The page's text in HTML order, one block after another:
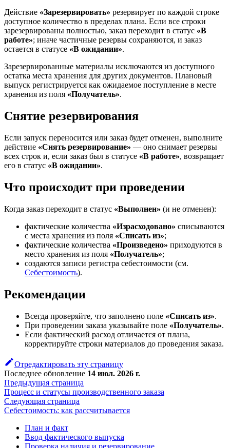
Действие «Зарезервировать» резервирует по каждой строке
доступное количество в пределах плана. Если все строки
зарезервированы полностью, заказ переходит в статус «В
работе»; иначе частичные резервы сохраняются, и заказ
остается в статусе «В ожидании».
Зарезервированные материалы исключаются из доступного
остатка места хранения для других документов. Плановый
выпуск регистрируется как ожидаемое поступление в месте
хранения из поля «Получатель».
Снятие резервирования
Если запуск переносится или заказ будет отменен, выполните
действие «Снять резервирование» — оно снимает резервы
всех строк и, если заказ был в статусе «В работе», возвращает
его в статус «В ожидании».
Что происходит при проведении
Когда заказ переходит в статус «Выполнен» (и не отменен):
фактические количества «Израсходовано» списываются
с места хранения из поля «Списать из»;
фактические количества «Произведено» приходуются в
место хранения из поля «Получатель»;
создаются записи регистра себестоимости (см.
Себестоимость).
Рекомендации
Всегда проверяйте, что заполнено поле «Списать из».
При проведении заказа указывайте поле «Получатель».
Если фактический расход отличается от плана,
корректируйте строки материалов до проведения заказа.
Отредактировать эту страницу
Последнее обновление 14 июл. 2026 г.
Предыдущая страница
Процесс и статусы производственного заказа
Следующая страница
Себестоимость: как рассчитывается
План и факт
Ввод фактического выпуска
Проверка наличия и резервирование